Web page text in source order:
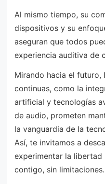
Al mismo tiempo, su
dispositivos y su
aseguran que todos
experiencia auditiva de
Mirando hacia el futuro,
continuas, como la
artificial y tecnologías
de audio, prometen
la vanguardia de la
Así, te invitamos a
experimentar la libertad
contigo, sin limitaciones.